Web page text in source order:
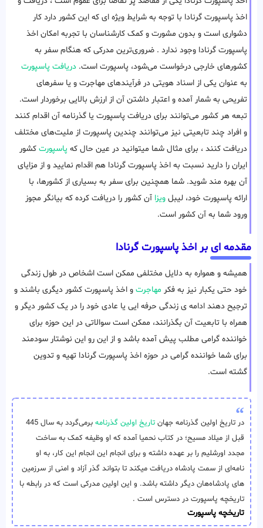
اخذ پاسپورت گرنادا با توجه به شرایط ویژه ای که این کشور دارد کار
دشواری است و بدون مشورت و کمک کارشناسان با تجربه امکان اخذ
پاسپورت گرنادا وجود ندارد . ضروری‌ترین مدرکی که هنگام سفر به
کشورهای خارجی درخواست می‌شود، پاسپورت است. دریافت پاسپورت
به عنوان یکی از اسناد هویتی در فرآیندهای مهاجرت و یا سفرهای
تفریحی به شمار آمده و اعتبار داشتن آن از ارزش بالایی برخوردار است.
تبعه هر کشور می‌توانند برای دریافت پاسپورت یا گذرنامه آن اقدام کنند
و افراد چند تابعیتی نیز می‌توانند چندین پاسپورت از ملیت‌های مختلف
دریافت کنند ، برای مثال شما میتوانید در عین حال که پاسپورت کشور
ایران را دارید نسبت به اخذ پاسپورت گرنادا هم اقدام نمایید و از مزایای
آن بهره مند شوید. شما همچنین برای سفر به بسیاری از کشورها، با
ارائه پاسپورت خود، لیبل ویزا آن کشور را دریافت کرده که بیانگر مجوز
ورود شما به آن کشور است.
مقدمه ای بر اخذ پاسپورت گرنادا
همیشه و همواره به دلایل مختلفی ممکن است اشخاص در طول زندگی
خود حتی یکبار نیز به فکر مهاجرت و اخذ پاسپورت کشور دیگری باشند و
ترجیح دهند ادامه ی زندگی حرفه ایی یا عادی خود را در یک کشور دیگر و
همراه با تابعیت آن بگذرانند، ممکن است سوالاتی در این حوزه برای
خواننده گرامی مطلب پیش آمده باشد و از این رو این نوشتار سودمند
برای شما خواننده گرامی در حوزه اخذ پاسپورت گرنادا تهیه و تدوین
گشته است.
در تاریخ اولین گذرنامه جهان تاریخ اولین گذرنامه
برمی‌گردد به سال 445
قبل از میلاد مسیح؛ در کتاب نحمیا آمده که او وظیفه‌ کمک به ساخت
مجدد اورشلیم را بر عهده داشته و برای انجام این انجام این کار، به او
نامه‌ای از سمت پادشاه دریافت میکند تا بتواند گذر آزاد و امنی از سرزمین
های پادشاه‌هان دیگر داشته باشد. و این اولین مدرکی است که در رابطه با
تاریخچه پاسپورت در دسترس است .
تاریخچه پاسپورت